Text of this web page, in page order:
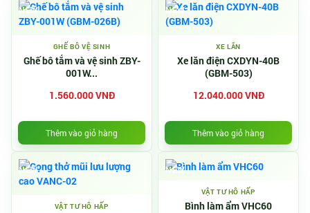
NEW
GHẾ BÔ VỆ SINH
Ghế bô tắm và vệ sinh ZBY-
001W...
1.560.000 VNĐ
Thêm vào giỏ hàng
NEW
XE LĂN
Xe lăn điện CXDYN-40B
(GBM-503)
12.040.000 VNĐ
Thêm vào giỏ hàng
NEW
VẬT TƯ HÔ HẤP
NEW
VẬT TƯ HÔ HẤP
Bình làm ẩm VHC60